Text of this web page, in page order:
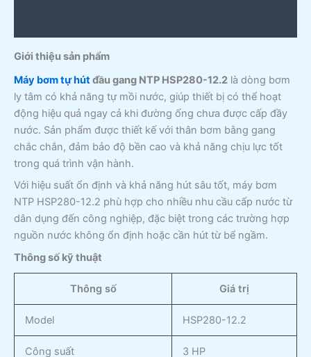
Giới thiệu sản phẩm
Máy bơm tự hútđầu gang NTP HSP280-12.2 là dòng bơm
ly tâm có khả năng tự mồi nước, giúp thiết bị có thể hoạt
động hiệu quả ngay cả khi đường ống chưa được cấp đầy
nước. Sản phẩm được thiết kế với thân bơm bằng gang
chắc chắn, đảm bảo độ bền cao và khả năng chịu lực tốt
trong quá trình vận hành.
Với hiệu suất ổn định và khả năng hút sâu tốt, máy bơm
NTP HSP280-12.2 phù hợp cho nhiều nhu cầu cấp nước từ
dân dụng đến công nghiệp, đặc biệt trong các trường hợp
nguồn nước không ổn định hoặc cần hút từ bể ngầm.
Thông số kỹ thuật
Thông số Giá trị
Model HSP280-12.2
Công suất 3 HP